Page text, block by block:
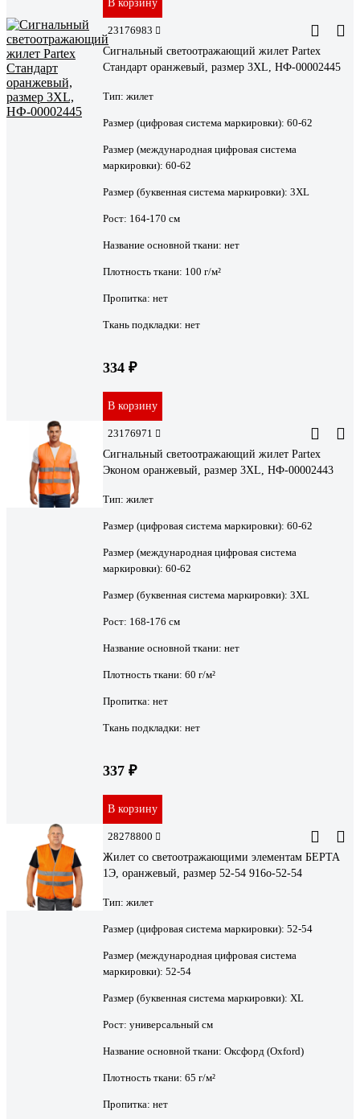
В корзину
23176983
Сигнальный светоотражающий жилет Partex
Стандарт оранжевый, размер 3XL, НФ-00002445
Тип: жилет
Размер (цифровая система маркировки): 60-62
Размер (международная цифровая система
маркировки): 60-62
Размер (буквенная система маркировки): 3XL
Рост: 164-170 см
Название основной ткани: нет
Плотность ткани: 100 г/м²
Пропитка: нет
Ткань подкладки: нет
334 ₽
В корзину
23176971
Сигнальный светоотражающий жилет Partex
Эконом оранжевый, размер 3XL, НФ-00002443
Тип: жилет
Размер (цифровая система маркировки): 60-62
Размер (международная цифровая система
маркировки): 60-62
Размер (буквенная система маркировки): 3XL
Рост: 168-176 см
Название основной ткани: нет
Плотность ткани: 60 г/м²
Пропитка: нет
Ткань подкладки: нет
337 ₽
В корзину
28278800
Жилет со светоотражающими элементам БЕРТА
1Э, оранжевый, размер 52-54 916о-52-54
Тип: жилет
Размер (цифровая система маркировки): 52-54
Размер (международная цифровая система
маркировки): 52-54
Размер (буквенная система маркировки): XL
Рост: универсальный см
Название основной ткани: Оксфорд (Oxford)
Плотность ткани: 65 г/м²
Пропитка: нет